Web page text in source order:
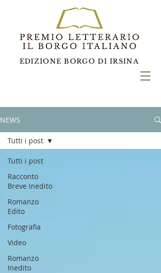
EDIZIONE BORGO DI IRSINA
NEWS
Tutti i post
Racconto
Breve Inedito
Romanzo
Edito
Fotografia
Video
Romanzo
Inedito
Tutti i post